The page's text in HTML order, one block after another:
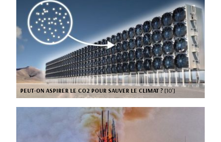
PEUT-ON ASPIRER LE CO2 POUR SAUVER LE CLIMAT ? [10’]